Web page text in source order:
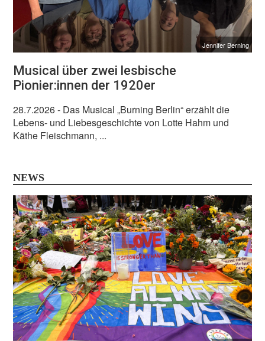
Jennifer Berning
Musical über zwei lesbische
Pionier:innen der 1920er
28.7.2026- Das Musical „Burning Berlin“ erzählt die
Lebens- und Liebesgeschichte von Lotte Hahm und
Käthe Fleischmann, ...
NEWS